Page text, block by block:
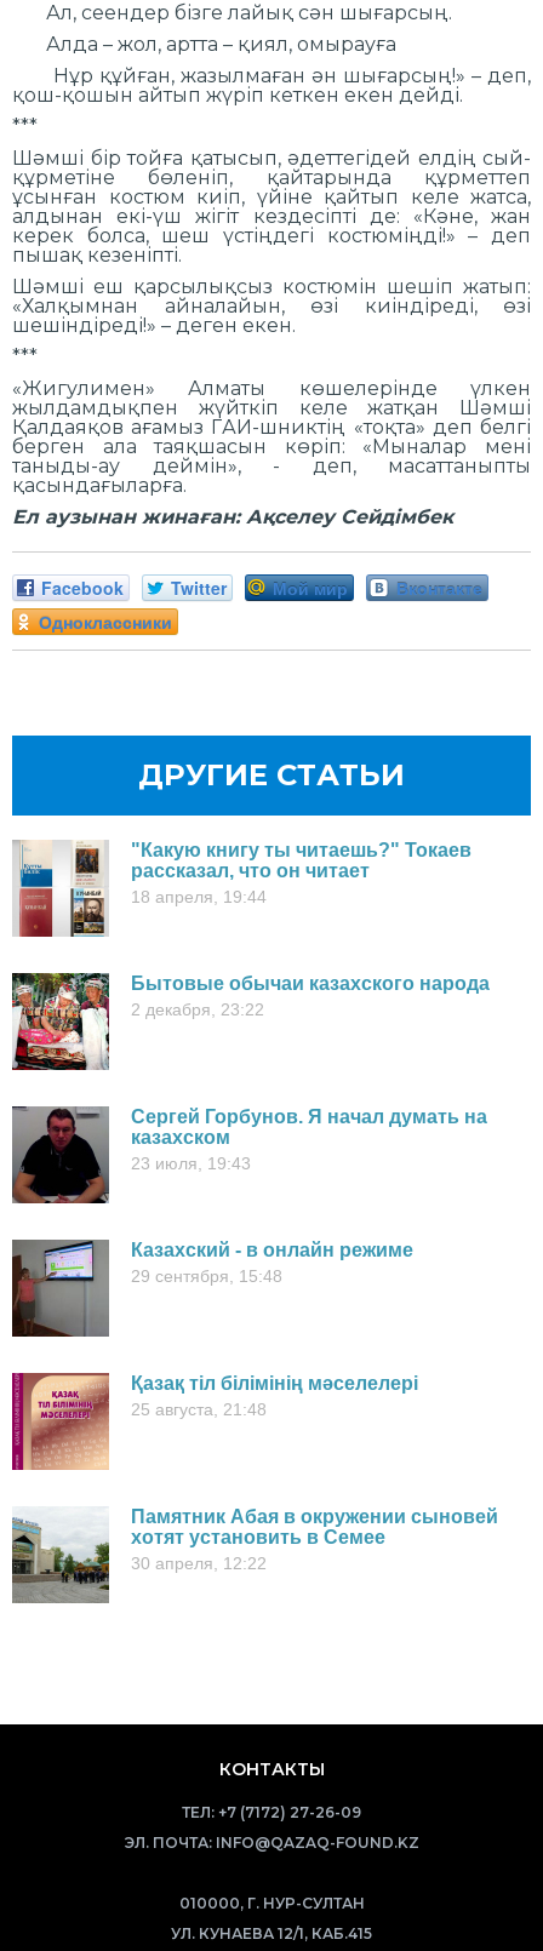
Ал, сеендер бізге лайық сән шығарсың.
Алда – жол, артта – қиял, омырауға
Нұр құйған, жазылмаған ән шығарсың!» – деп,
қош-қошын айтып жүріп кеткен екен дейді.
***
Шәмші бір тойға қатысып, әдеттегідей елдің сый-
құрметіне бөленіп, қайтарында құрметтеп
ұсынған костюм киіп, үйіне қайтып келе жатса,
алдынан екі-үш жігіт кездесіпті де: «Кәне, жан
керек болса, шеш үстіңдегі костюміңді!» – деп
пышақ кезеніпті.
Шәмші еш қарсылықсыз костюмін шешіп жатып:
«Халқымнан айналайын, өзі киіндіреді, өзі
шешіндіреді!» – деген екен.
***
«Жигулимен» Алматы көшелерінде үлкен
жылдамдықпен жүйткіп келе жатқан Шәмші
Қалдаяқов ағамыз ГАИ-шниктің «тоқта» деп белгі
берген ала таяқшасын көріп: «Мыналар мені
таныды-ау деймін», - деп, масаттаныпты
қасындағыларға.
Ел аузынан жинаған: Ақселеу Сейдімбек
Facebook Twitter Мой мир
Вконтакте
Одноклассники
ДРУГИЕ СТАТЬИ
"Какую книгу ты читаешь?" Токаев
рассказал, что он читает
18 апреля, 19:44
Бытовые обычаи казахского народа
2 декабря, 23:22
Cергей Горбунов. Я начал думать на
казахском
23 июля, 19:43
Казахский - в онлайн режиме
29 сентября, 15:48
Қазақ тіл білімінің мәселелері
25 августа, 21:48
Памятник Абая в окружении сыновей
хотят установить в Семее
30 апреля, 12:22
КОНТАКТЫ
ТЕЛ: +7 (7172) 27-26-09
ЭЛ. ПОЧТА: INFO@QAZAQ-FOUND.KZ
010000, Г. НУР-СУЛТАН
УЛ. КУНАЕВА 12/1, КАБ.415